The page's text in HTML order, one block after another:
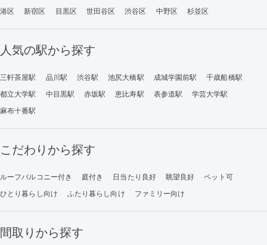
港区 新宿区 目黒区 世田谷区 渋谷区 中野区 杉並区
人気の駅から探す
三軒茶屋駅 品川駅 渋谷駅 池尻大橋駅 成城学園前駅
千歳船橋駅
都立大学駅
中目黒駅 赤坂駅 恵比寿駅 表参道駅
学芸大学駅
麻布十番駅
こだわりから探す
ルーフバルコニー付き 庭付き 日当たり良好 眺望良好
ペット可
ひとり暮らし向け
ふたり暮らし向け ファミリー向け
間取りから探す